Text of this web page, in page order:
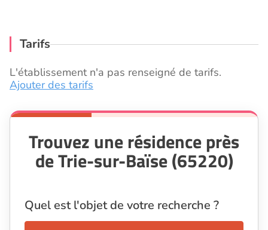
Tarifs
L'établissement n'a pas renseigné de tarifs.
Ajouter des tarifs
Trouvez une résidence près
de Trie-sur-Baïse (65220)
Quel est l'objet de votre recherche ?